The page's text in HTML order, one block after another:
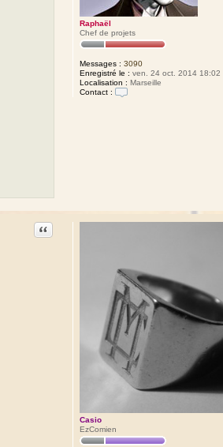
Raphaël
Chef de projets
Messages : 3090
Enregistré le : ven. 24 oct. 2014 18:02
Localisation : Marseille
Contact :
a
Casio
EzComien
Citation